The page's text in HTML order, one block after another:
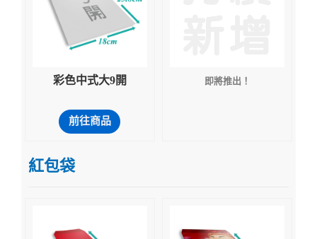
彩色中式大9開
前往商品
即將推出！
紅包袋